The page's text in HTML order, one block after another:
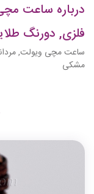
درباره ساعت
فلزی, دورنگ
ساعت مچی ویولت,
مشکی